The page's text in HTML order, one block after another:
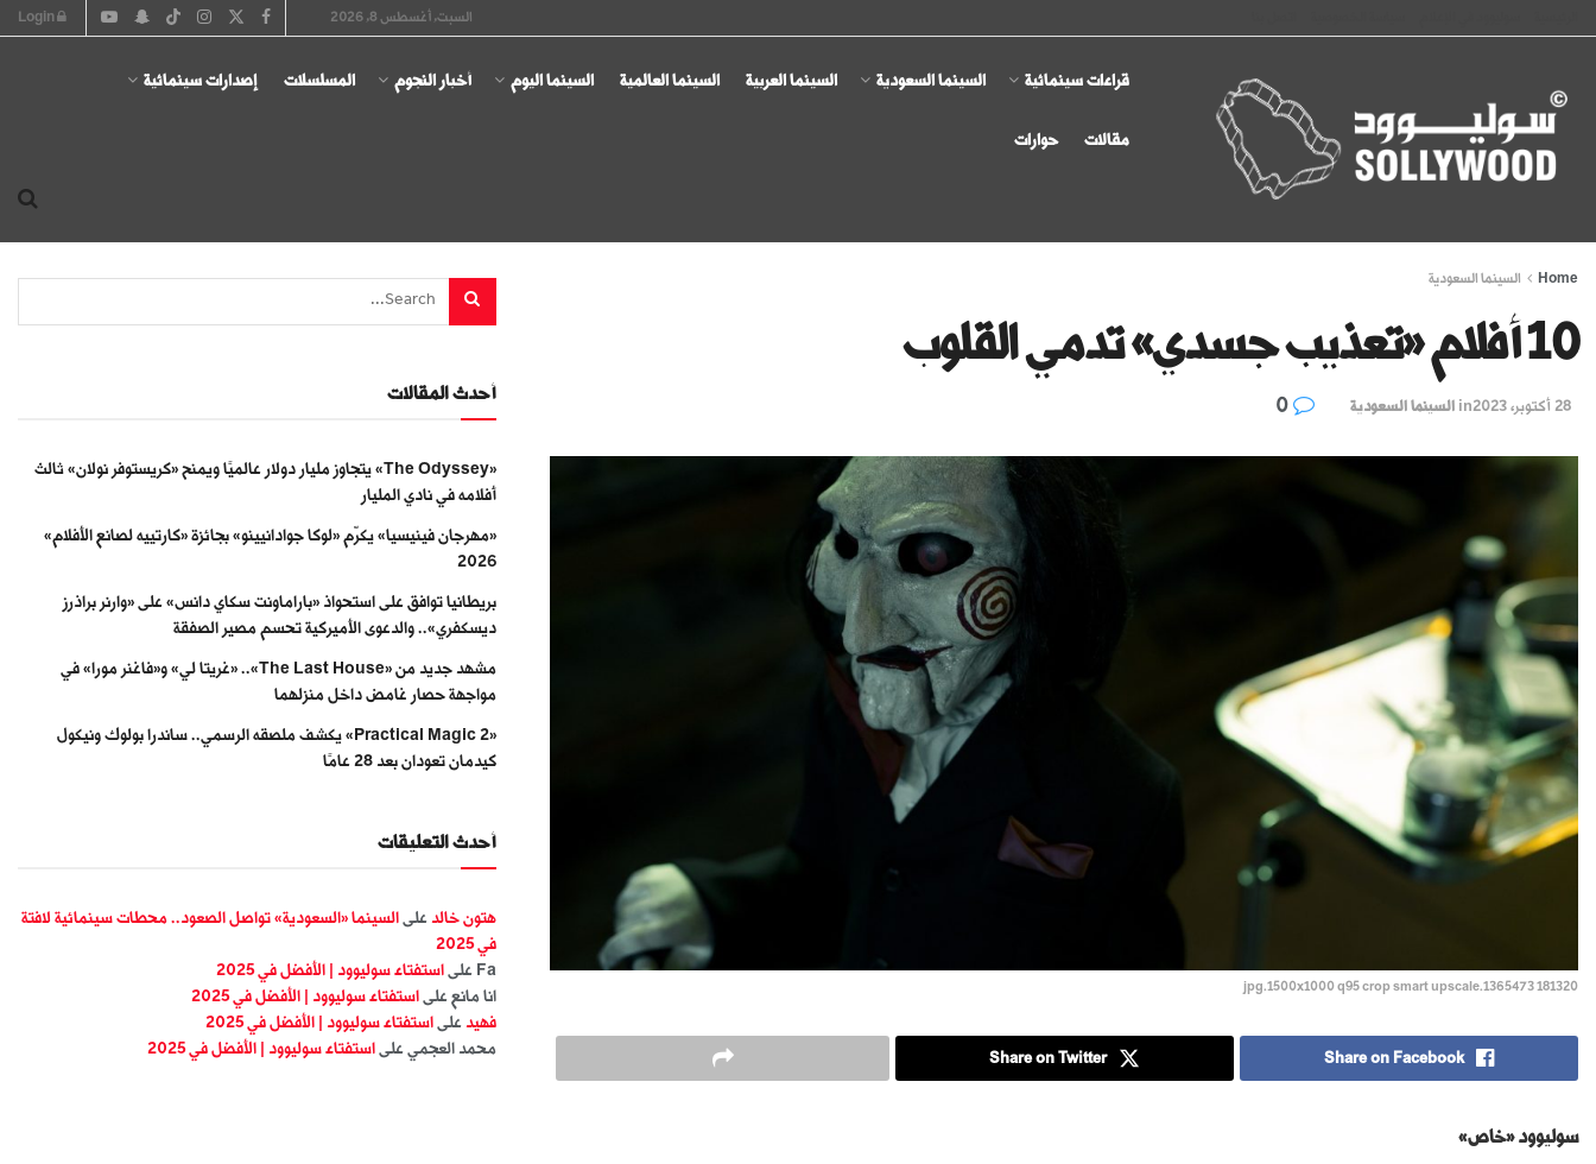
السبت, أغسطس 8, 2026
قراءات سينمائية السينما السعودية السينما العربية السينما العالمية السينما اليوم أخبار النجوم المسلسلات إصدارات سينمائية
مقالات حوارات
Home السينما السعودية
10 أفلام «تعذيب جسدي» تدمي القلوب
28 أكتوبر، 2023 in السينما السعودية
181320 1365473.jpg.1500x1000 q95 crop smart upscale
Share on Facebook
Share on Twitter
سوليوود «خاص»
أحدث المقالات
«The Odyssey» يتجاوز مليار دولار عالميًا ويمنح «كريستوفر نولان» ثالث
أفلامه في نادي المليار
«مهرجان فينيسيا» يكرّم «لوكا جوادانيينو» بجائزة «كارتييه لصانع الأفلام»
2026
بريطانيا توافق على استحواذ «باراماونت سكاي دانس» على «وارنر براذرز
ديسكفري».. والدعوى الأميركية تحسم مصير الصفقة
مشهد جديد من «The Last House».. «غريتا لي» و«فاغنر مورا» في
مواجهة حصار غامض داخل منزلهما
«Practical Magic 2» يكشف ملصقه الرسمي.. ساندرا بولوك ونيكول
كيدمان تعودان بعد 28 عامًا
أحدث التعليقات
هتون خالد على السينما «السعودية» تواصل الصعود.. محطات سينمائية لافتة
في 2025
Fa على استفتاء سوليوود | الأفضل في 2025
انا مانع على استفتاء سوليوود | الأفضل في 2025
فهيد على استفتاء سوليوود | الأفضل في 2025
محمد العجمي على استفتاء سوليوود | الأفضل في 2025